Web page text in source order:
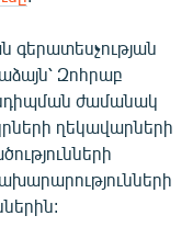
Զոհրաբ
ժամանակ
ղեկավարների